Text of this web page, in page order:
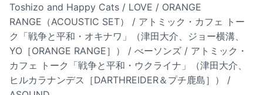
Toshizo and Happy Cats / LOVE / ORANGE
RANGE（ACOUSTIC SET） / アトミック・カフェ トー
ク「戦争と平和・オキナワ」（津田大介、ジョー横溝、
YO［ORANGE RANGE］） / べーソンズ / アトミック・
カフェ トーク「戦争と平和・ウクライナ」（津田大介、
ヒルカラナンデス［DARTHREIDER＆プチ鹿島］） /